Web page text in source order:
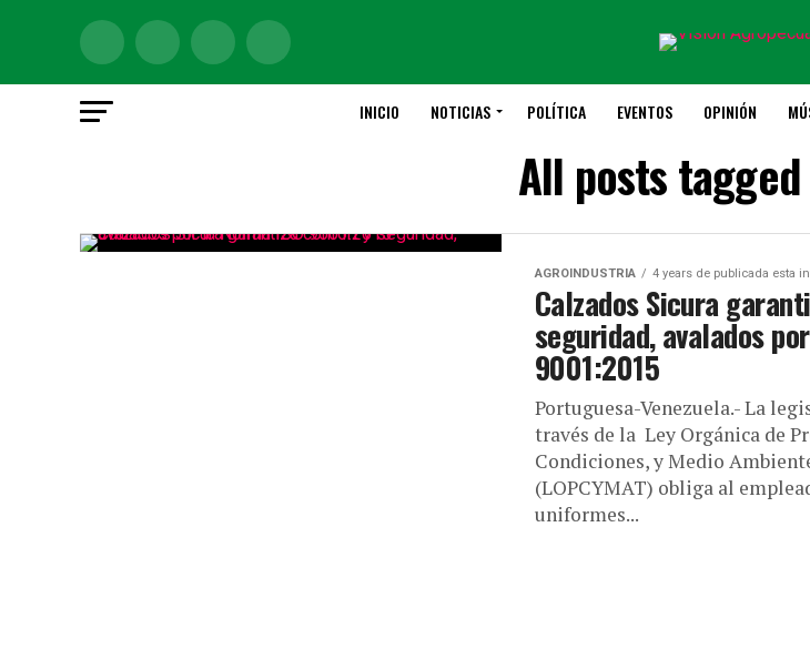
INICIO NOTICIAS POLÍTICA EVENTOS OPINIÓN
All posts
AGROINDUSTRIA 4 years de publicada esta
Calzados Sicura
seguridad, avalados
9001:2015
Portuguesa-Venezuela.- La
través de la Ley Orgánica de
Condiciones, y Medio
(LOPCYMAT) obliga al
uniformes...